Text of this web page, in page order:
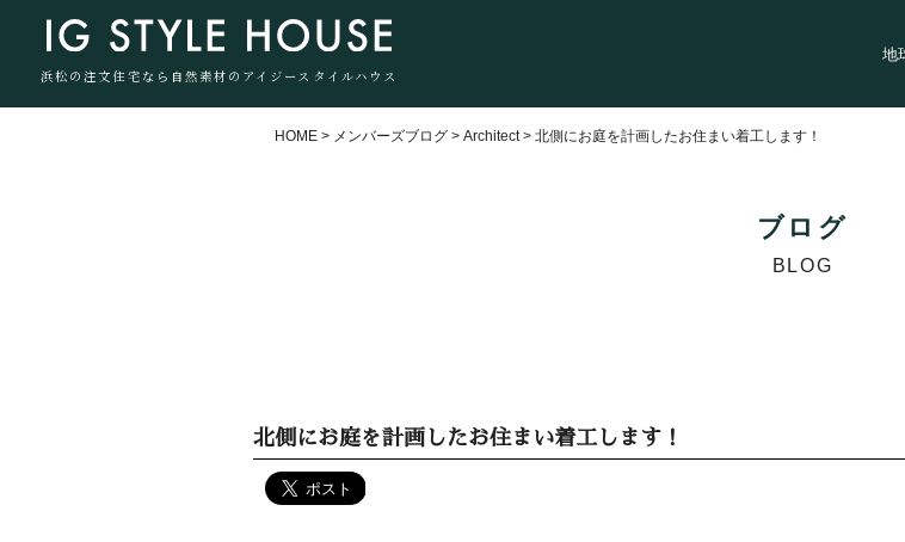
浜松の注文住宅なら自然素材のアイジースタイルハウス
地
HOME > メンバーズブログ >Architect >北側にお庭を計画したお住まい着工します！
ブログ
BLOG
北側にお庭を計画したお住まい着工します！